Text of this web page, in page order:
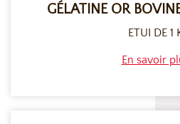
GÉLATINE OR
ETUI DE 1
En savoir